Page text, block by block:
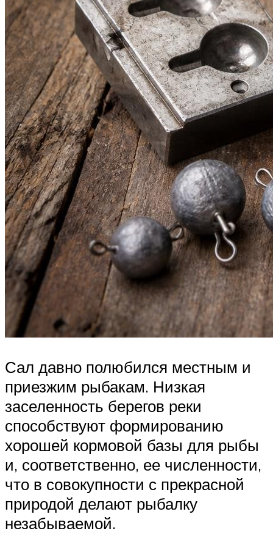
Сал давно полюбился местным и
приезжим рыбакам. Низкая
заселенность берегов реки
способствуют формированию
хорошей кормовой базы для рыбы
и, соответственно, ее численности,
что в совокупности с прекрасной
природой делают рыбалку
незабываемой.